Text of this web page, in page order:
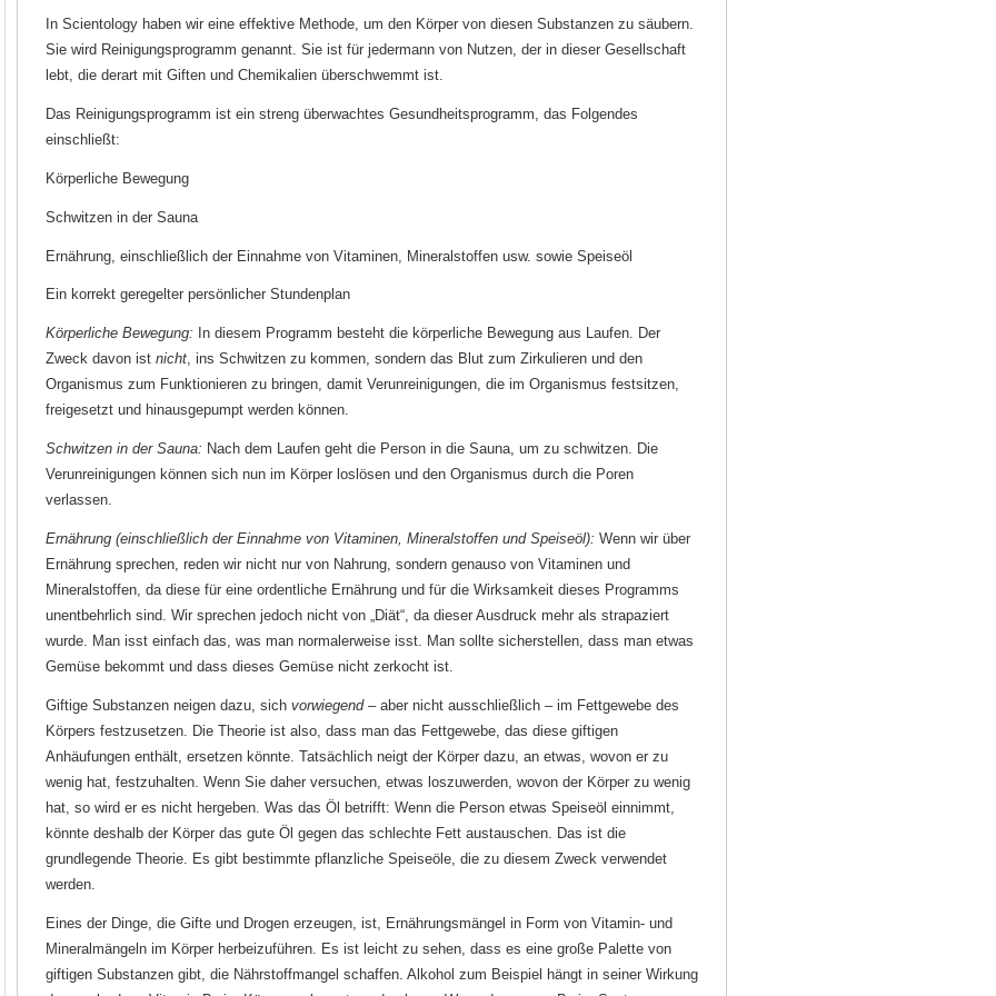
In Scientology haben wir eine effektive Methode, um den Körper von diesen Substanzen zu säubern.
Sie wird Reinigungsprogramm genannt. Sie ist für jedermann von Nutzen, der in dieser Gesellschaft
lebt, die derart mit Giften und Chemikalien überschwemmt ist.
Das Reinigungsprogramm ist ein streng überwachtes Gesundheitsprogramm, das Folgendes
einschließt:
Körperliche Bewegung
Schwitzen in der Sauna
Ernährung, einschließlich der Einnahme von Vitaminen, Mineralstoffen usw. sowie Speiseöl
Ein korrekt geregelter persönlicher Stundenplan
Körperliche Bewegung: In diesem Programm besteht die körperliche Bewegung aus Laufen. Der
Zweck davon ist nicht, ins Schwitzen zu kommen, sondern das Blut zum Zirkulieren und den
Organismus zum Funktionieren zu bringen, damit Verunreinigungen, die im Organismus festsitzen,
freigesetzt und hinausgepumpt werden können.
Schwitzen in der Sauna: Nach dem Laufen geht die Person in die Sauna, um zu schwitzen. Die
Verunreinigungen können sich nun im Körper loslösen und den Organismus durch die Poren
verlassen.
Ernährung (einschließlich der Einnahme von Vitaminen, Mineralstoffen und Speiseöl): Wenn wir über
Ernährung sprechen, reden wir nicht nur von Nahrung, sondern genauso von Vitaminen und
Mineralstoffen, da diese für eine ordentliche Ernährung und für die Wirksamkeit dieses Programms
unentbehrlich sind. Wir sprechen jedoch nicht von „Diät“, da dieser Ausdruck mehr als strapaziert
wurde. Man isst einfach das, was man normalerweise isst. Man sollte sicherstellen, dass man etwas
Gemüse bekommt und dass dieses Gemüse nicht zerkocht ist.
Giftige Substanzen neigen dazu, sich vorwiegend– aber nicht ausschließlich – im Fettgewebe des
Körpers festzusetzen. Die Theorie ist also, dass man das Fettgewebe, das diese giftigen
Anhäufungen enthält, ersetzen könnte. Tatsächlich neigt der Körper dazu, an etwas, wovon er zu
wenig hat, festzuhalten. Wenn Sie daher versuchen, etwas loszuwerden, wovon der Körper zu wenig
hat, so wird er es nicht hergeben. Was das Öl betrifft: Wenn die Person etwas Speiseöl einnimmt,
könnte deshalb der Körper das gute Öl gegen das schlechte Fett austauschen. Das ist die
grundlegende Theorie. Es gibt bestimmte pflanzliche Speiseöle, die zu diesem Zweck verwendet
werden.
Eines der Dinge, die Gifte und Drogen erzeugen, ist, Ernährungsmängel in Form von Vitamin- und
Mineralmängeln im Körper herbeizuführen. Es ist leicht zu sehen, dass es eine große Palette von
giftigen Substanzen gibt, die Nährstoffmangel schaffen. Alkohol zum Beispiel hängt in seiner Wirkung